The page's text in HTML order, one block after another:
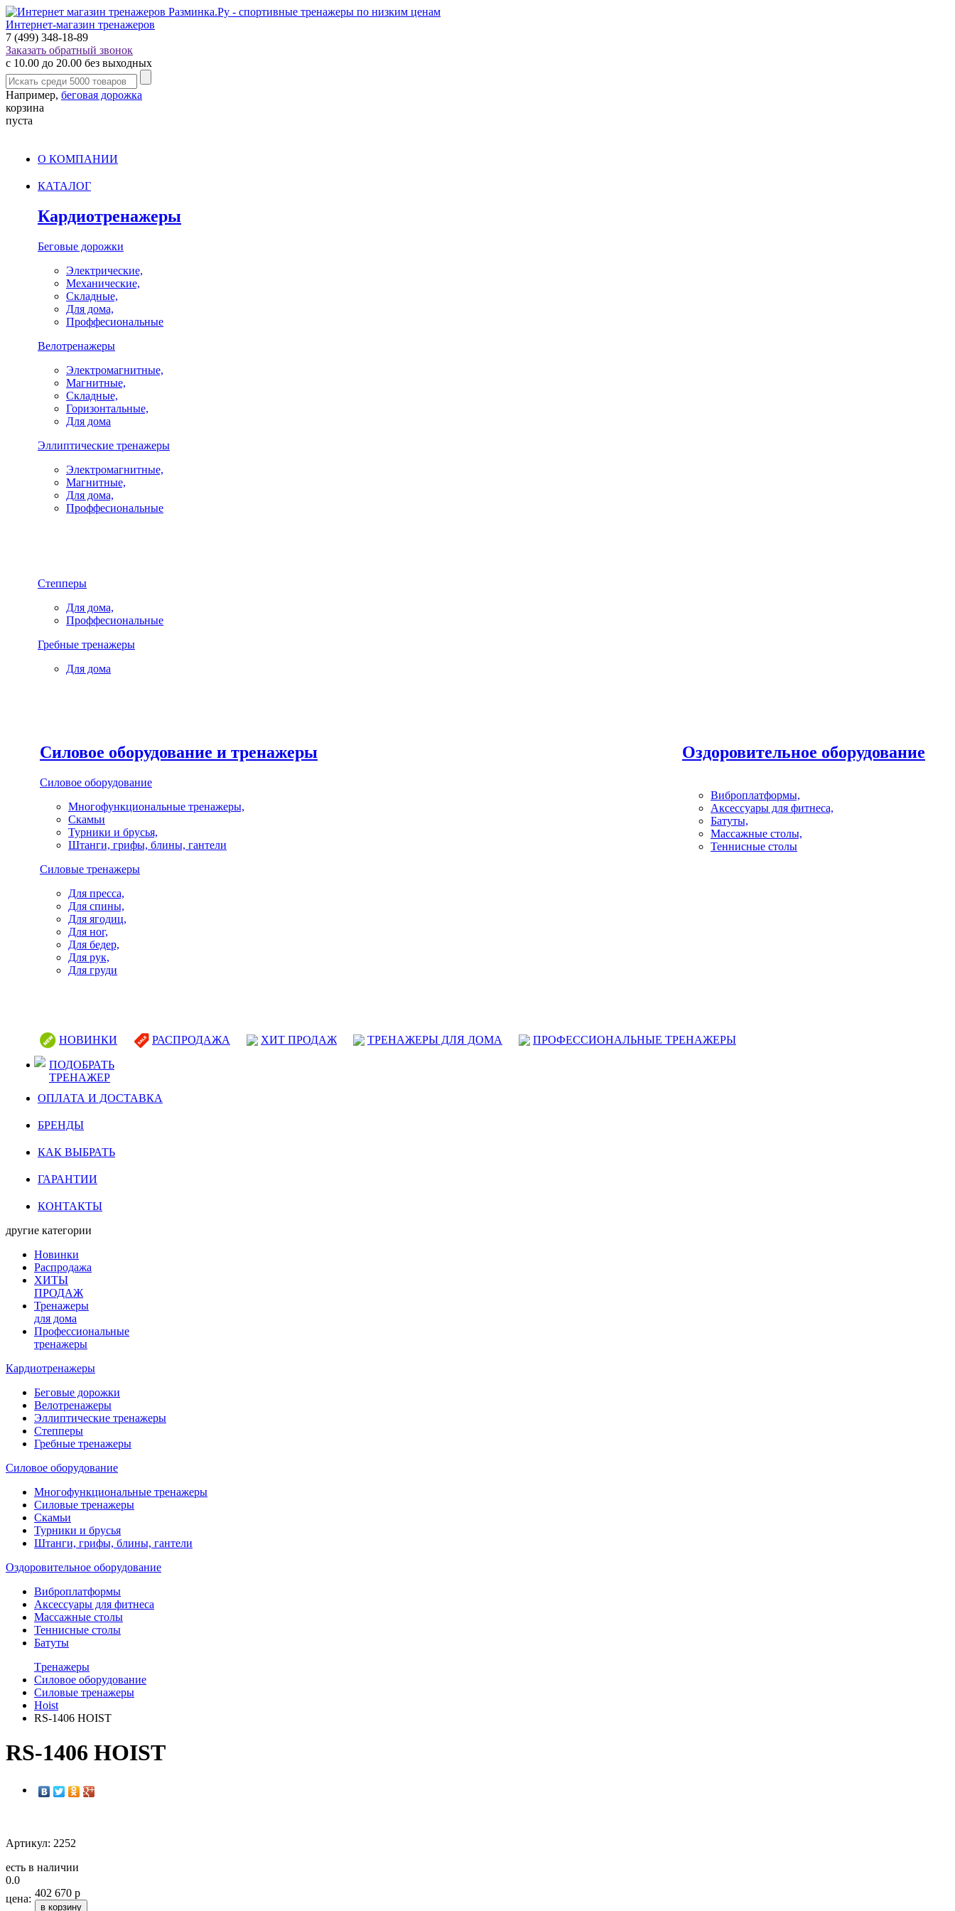
Интернет-магазин тренажеров
7 (499) 348-18-89
Заказать обратный звонок
с 10.00 до 20.00 без выходных
Например, беговая дорожка
корзина
пуста
О КОМПАНИИ
КАТАЛОГ
Кардиотренажеры
Беговые дорожки
Электрические,
Механические,
Складные,
Для дома,
Проффесиональные
Велотренажеры
Электромагнитные,
Магнитные,
Складные,
Горизонтальные,
Для дома
Эллиптические тренажеры
Электромагнитные,
Магнитные,
Для дома,
Проффесиональные
Степперы
Для дома,
Проффесиональные
Гребные тренажеры
Для дома
Силовое оборудование и тренажеры
Силовое оборудование
Многофункциональные тренажеры,
Скамьи
Турники и брусья,
Штанги, грифы, блины, гантели
Силовые тренажеры
Для пресса,
Для спины,
Для ягодиц,
Для ног,
Для бедер,
Для рук,
Для груди
Оздоровительное оборудование
Виброплатформы,
Аксессуары для фитнеса,
Батуты,
Массажные столы,
Теннисные столы
НОВИНКИ РАСПРОДАЖА ХИТ ПРОДАЖ ТРЕНАЖЕРЫ ДЛЯ ДОМА ПРОФЕССИОНАЛЬНЫЕ ТРЕНАЖЕРЫ
ПОДОБРАТЬ
ТРЕНАЖЕР
ОПЛАТА И ДОСТАВКА
БРЕНДЫ
КАК ВЫБРАТЬ
ГАРАНТИИ
КОНТАКТЫ
другие категории
Новинки
Распродажа
ХИТЫ
ПРОДАЖ
Тренажеры
для дома
Профессиональные
тренажеры
Кардиотренажеры
Беговые дорожки
Велотренажеры
Эллиптические тренажеры
Степперы
Гребные тренажеры
Силовое оборудование
Многофункциональные тренажеры
Силовые тренажеры
Скамьи
Турники и брусья
Штанги, грифы, блины, гантели
Оздоровительное оборудование
Виброплатформы
Аксессуары для фитнеса
Массажные столы
Теннисные столы
Батуты
Tренажеры
Силовое оборудование
Силовые тренажеры
Hoist
RS-1406 HOIST
RS-1406 HOIST
Артикул: 2252
есть в наличии
0.0
цена: 402 670 р
в корзину